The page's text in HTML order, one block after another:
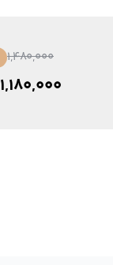
1,480,000
1,180,000